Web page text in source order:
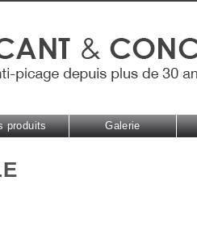
produits Galerie